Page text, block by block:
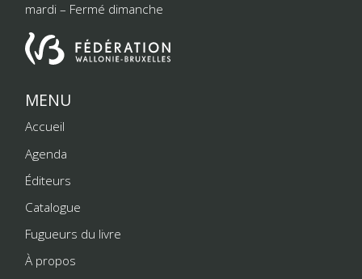
mardi – Fermé dimanche
MENU
Accueil
Agenda
Éditeurs
Catalogue
Fugueurs du livre
À propos